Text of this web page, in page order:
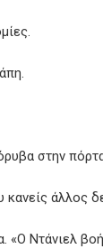
στην
άλλος
«Ο Ντάνιελ